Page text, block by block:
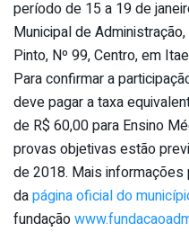
período de 15 a 19 de
Municipal de
Pinto, Nº 99, Centro, em
Para confirmar a
deve pagar a taxa
de R$ 60,00 para Ensino
provas objetivas estão
de 2018. Mais
dapágina oficial do
fundação